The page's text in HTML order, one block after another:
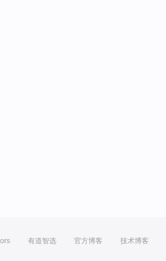
有道智选 官方博客 技术博客